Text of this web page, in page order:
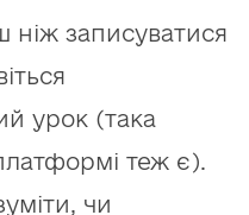
ніж записуватися
урок (така
теж є).
чи